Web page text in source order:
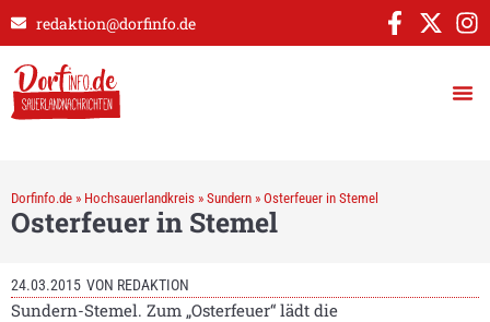
redaktion@dorfinfo.de
Dorfinfo.de » Hochsauerlandkreis » Sundern » Osterfeuer in Stemel
Osterfeuer in Stemel
24.03.2015 VON REDAKTION
Sundern-Stemel. Zum „Osterfeuer“ lädt die